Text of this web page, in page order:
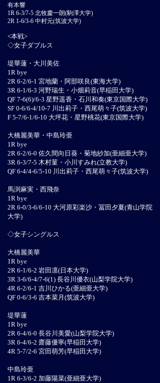
有本響
1R 6-3/7-5 北牧慶一朗(駒澤大学)
2R 1-6/3-6 中村元(筑波大学)
<本戦>
◇女子ダブルス
堤華蓮・大川美佐
1R bye
2R 6-2/6-1 宮地蘭・阿部咲良(東海大学)
3R 6-1/6-3 河野瑞生・小畑莉音(早稲田大学)
QF 7-6(6)/6-3 星野遥香・石川和奏(東京国際大学)
SF 0-6/6-4/10-7 川出莉子・西尾萌々子(筑波大学)
F 5-7/6-1/6-10 大坪花・星野桃花(東京国際大学)
大橋麗美華・中島玲亜
1R bye
2R 6-2/6-0 佐久間向日葵・菊地紗加(亜細亜大学)
3R 6-3/7-5 木村菫・小川すみれ(立教大学)
QF 6-4/4-6/5-10 川出莉子・西尾萌々子(筑波大学)
馬渕麻実・西飛奈
1R bye
2R 6-0/3-6/6-10 大河原彩楽沙・冨田夕夏(青山学院
大学)
​◇女子シングルス
大橋麗美華
1R bye
2R 6-1/6-2 岩田凛(日本大学)
3R 3-6/6-4/7-6(1) 長谷川優衣(山梨学院大学)
4R 6-2/6-1 吉川ひかる(亜細亜大学)
QF 0-6/3-6 吉本菜月(筑波大学)
堤華蓮
1R bye
2R 6-4/6-0 長谷川美愛(山梨学院大学)
3R 6-4/6-2 齋藤優寧(早稲田大学)
4R 5-7/2-6 宮田萌芳(早稲田大学)
中島玲亜
1R 6-3/6-2 加藤陽菜(亜細亜大学)